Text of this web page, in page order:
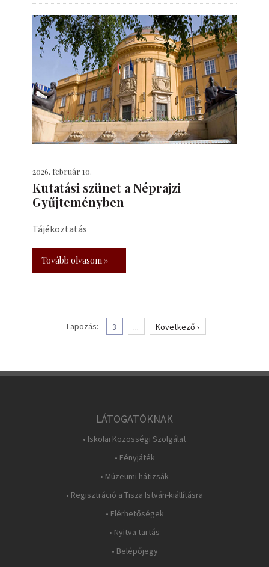
2026. február 10.
Kutatási szünet a Néprajzi
Gyűjteményben
Tájékoztatás
Tovább olvasom »
Lapozás: 3 ... Következő ›
LÁTOGATÓKNAK
• Iskolai Közösségi Szolgálat
• Fényjáték
• Múzeumi hátizsák
• Regisztráció a Tisza István-kiállításra
• Elérhetőségek
• Nyitva tartás
• Belépőjegy